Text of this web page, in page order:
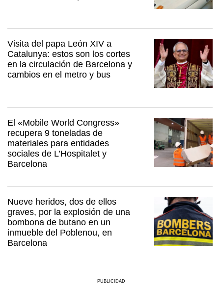
Visita del papa León XIV a
Catalunya: estos son los cortes
en la circulación de Barcelona y
cambios en el metro y bus
El «Mobile World Congress»
recupera 9 toneladas de
materiales para entidades
sociales de L’Hospitalet y
Barcelona
Nueve heridos, dos de ellos
graves, por la explosión de una
bombona de butano en un
inmueble del Poblenou, en
Barcelona
PUBLICIDAD